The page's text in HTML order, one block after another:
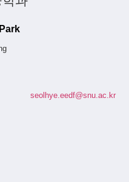
seolhye.eedf@snu.ac.kr